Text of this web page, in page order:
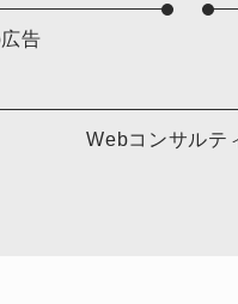
告
Webコンサルテ